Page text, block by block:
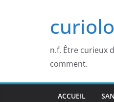
n.f. Être curieux
comment.
ACCUEIL